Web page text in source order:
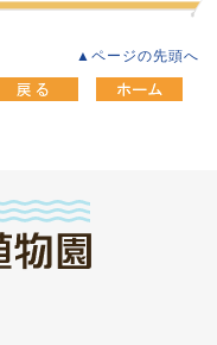
▲ページの先頭へ